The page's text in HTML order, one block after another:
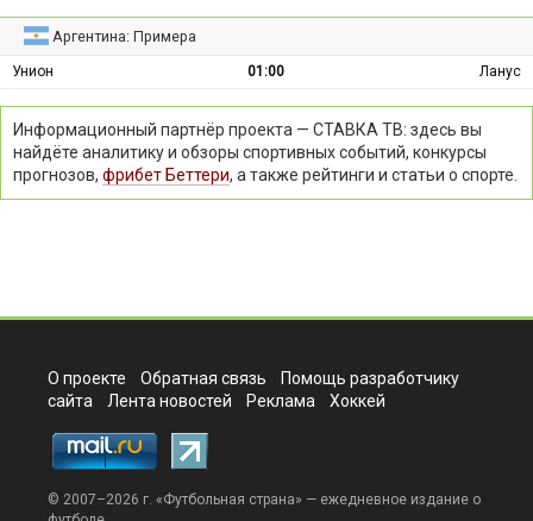
Аргентина: Примера
Унион 01:00 Ланус
Информационный партнёр проекта — СТАВКА ТВ: здесь вы
найдёте аналитику и обзоры спортивных событий, конкурсы
прогнозов, фрибет Беттери, а также рейтинги и статьи о спорте.
О проекте Обратная связь
Помощь разработчику
сайта
Лента новостей Реклама Хоккей
© 2007–2026 г. «Футбольная страна» — ежедневное издание о